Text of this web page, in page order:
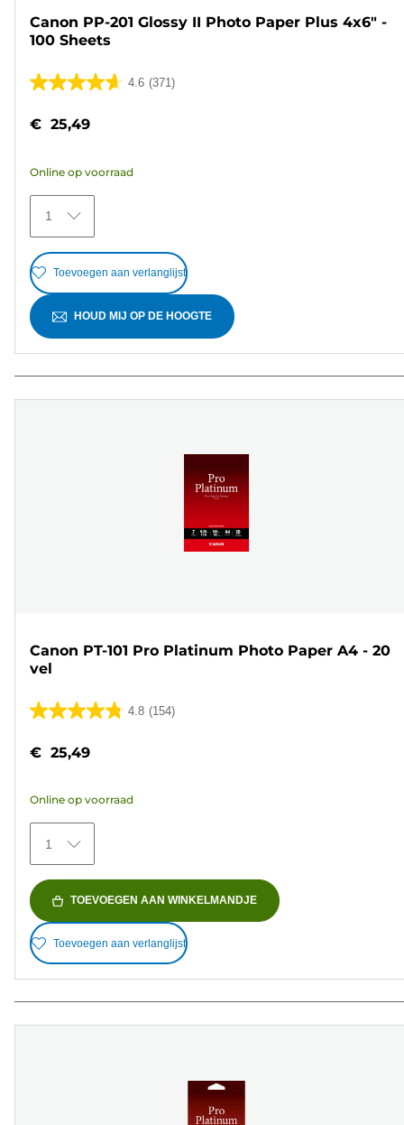
Canon PP-201 Glossy II Photo Paper Plus 4x6" -
100 Sheets
4.6 (371)
4.6
de
sterren.
371
beoordelingen
€ 25,49
Online op voorraad
1
Toevoegen aan verlanglijst
HOUD MIJ OP DE HOOGTE
Canon PT-101 Pro Platinum Photo Paper A4 - 20
vel
4.8 (154)
4.8
de
sterren.
154
beoordelingen
€ 25,49
Online op voorraad
1
TOEVOEGEN AAN WINKELMANDJE
Toevoegen aan verlanglijst